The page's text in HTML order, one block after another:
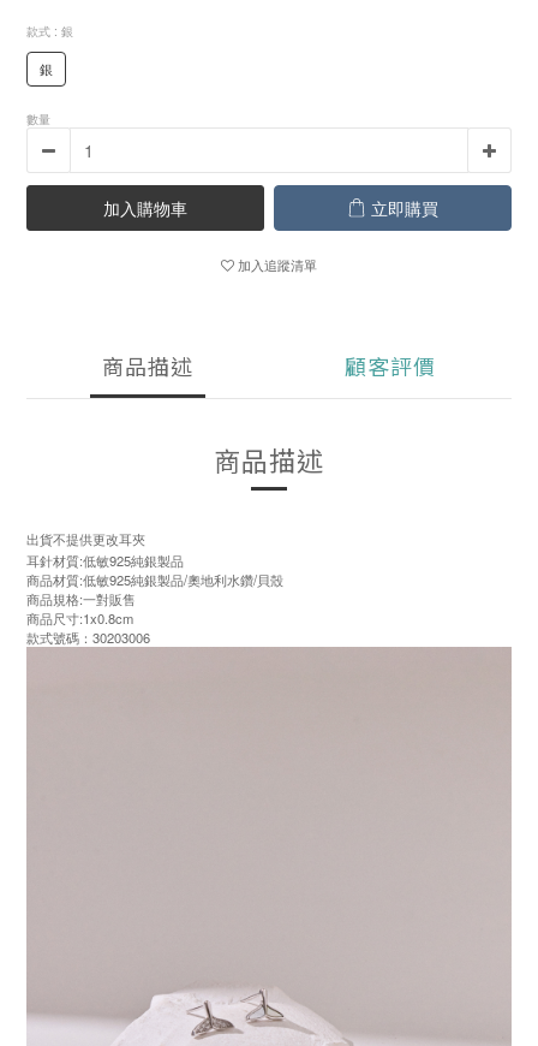
款式 : 銀
銀
數量
加入購物車 立即購買
加入追蹤清單
商品描述 顧客評價
商品描述
出貨不提供更改耳夾
耳針材質:低敏925純銀製品
商品材質:低敏925純銀製品/奧地利水鑽/貝殼
商品規格:一對販售
商品尺寸:1x0.8cm
款式號碼：30203006